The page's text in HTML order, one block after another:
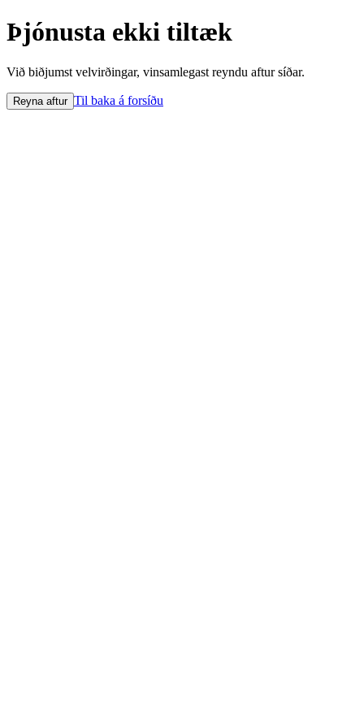
Þjónusta ekki tiltæk
Við biðjumst velvirðingar, vinsamlegast reyndu aftur síðar.
Reyna aftur Til baka á forsíðu